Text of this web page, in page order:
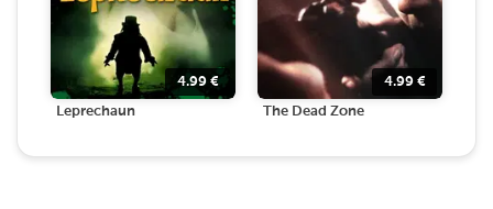
4.99 €
Leprechaun
4.99 €
The Dead Zone